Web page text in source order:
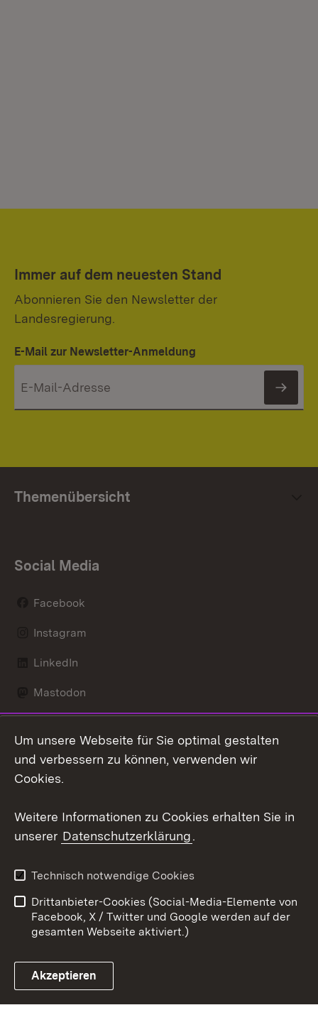
Immer auf dem neuesten Stand
Abonnieren Sie den Newsletter der
Landesregierung.
E-Mail zur Newsletter-Anmeldung
Themenübersicht
Social Media
Facebook
Instagram
LinkedIn
Mastodon
X / Twitter
Youtube
Link zum Landesportal
Kontakt
Datenschutz
Barrierefreiheit
Impressum Cookies
Um unsere Webseite für Sie optimal gestalten
und verbessern zu können, verwenden wir
Cookies.
Weitere Informationen zu Cookies erhalten Sie in
unserer Datenschutzerklärung.
Technisch notwendige Cookies
Drittanbieter-Cookies (Social-Media-Elemente von
Facebook, X / Twitter und Google werden auf der
gesamten Webseite aktiviert.)
Akzeptieren